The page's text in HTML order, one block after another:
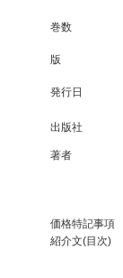
巻数
版
発行日
出版社
著者
価格特記事項
紹介文(目次)